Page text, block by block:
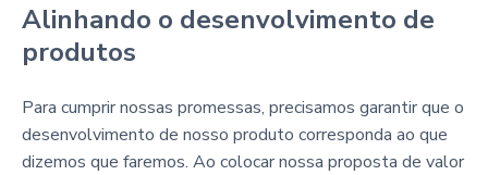
Alinhando o desenvolvimento de
produtos
Para cumprir nossas promessas, precisamos garantir que o
desenvolvimento de nosso produto corresponda ao que
dizemos que faremos. Ao colocar nossa proposta de valor